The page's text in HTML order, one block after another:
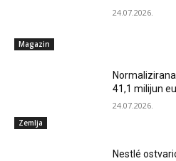
Magazin
24.07.2026.
Zemlja
41,1 milijun
24.07.2026.
Nestlé